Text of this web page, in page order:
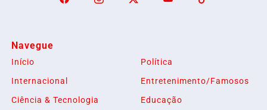
Navegue
Início
Política
Internacional
Entretenimento/Famosos
Ciência & Tecnologia
Educação